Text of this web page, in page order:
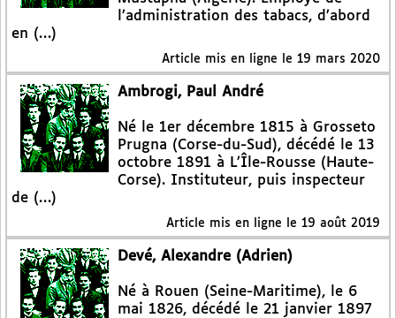
l’administration des tabacs, d’abord
en (…)
Article mis en ligne le 19 mars 2020
Ambrogi, Paul André
Né le 1er décembre 1815 à Grosseto
Prugna (Corse-du-Sud), décédé le 13
octobre 1891 à L’Île-Rousse (Haute-
Corse). Instituteur, puis inspecteur
de (…)
Article mis en ligne le 19 août 2019
Devé, Alexandre (Adrien)
Né à Rouen (Seine-Maritime), le 6
mai 1826, décédé le 21 janvier 1897